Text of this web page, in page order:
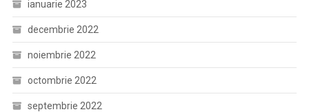
ianuarie 2023
decembrie 2022
noiembrie 2022
octombrie 2022
septembrie 2022